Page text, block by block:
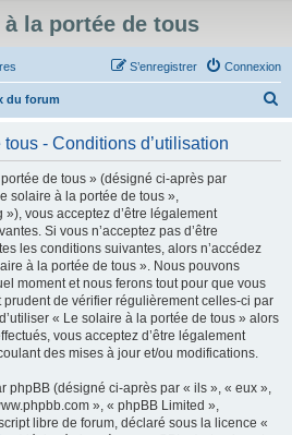
la portée de tous
Connexion
S’enregistrer
du forum
- Conditions d’utilisation
de tous » (désigné ci-après par
solaire à la portée de tous »,
vous acceptez d’être légalement
Si vous n’acceptez pas d’être
les conditions suivantes, alors n’accédez
à la portée de tous ». Nous pouvons
moment et nous ferons tout pour que vous
prudent de vérifier régulièrement celles-ci par
« Le solaire à la portée de tous » alors
vous acceptez d’être légalement
des mises à jour et/ou modifications.
phpBB (désigné ci-après par « ils », « eux »,
», « phpBB Limited »,
libre de forum, déclaré sous la licence «